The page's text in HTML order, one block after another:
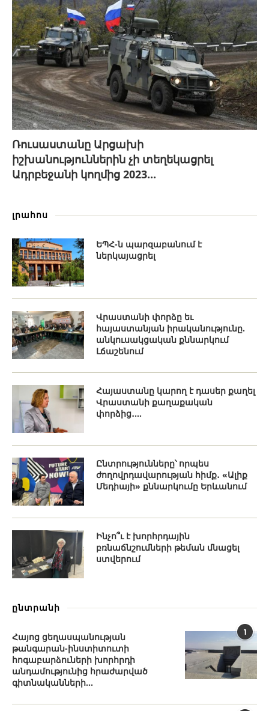
Ռուսաստանը Արցախի
իշխանություններին չի տեղեկացրել
Ադրբեջանի կողմից 2023...
լրահոս
ԵՊՀ-ն պարզաբանում է
ներկայացրել
Վրաստանի փորձը եւ
հայաստանյան իրականությունը.
անկուսակցական քննարկում
Լճաշենում
Հայաստանը կարող է դասեր քաղել
Վրաստանի քաղաքական
փորձից․...
Ընտրությունները՝ որպես
ժողովրդավարության հիմք․ «Ալիք
Մեդիայի» քննարկումը Երևանում
Ինչո՞ւ է խորհրդային
բռնաճնշումների թեման մնացել
ստվերում
ընտրանի
1
Հայոց ցեղասպանության
թանգարան-ինստիտուտի
հոգաբարձուների խորհրդի
անդամությունից հրաժարված
գիտնականների...